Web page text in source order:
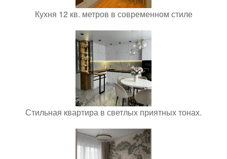
Кухня 12 кв. метров в современном стиле
Стильная квартира в светлых приятных тонах.